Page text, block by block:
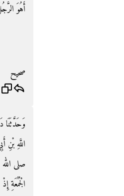
أَهُوَ
صحيح
وَحَدَّثَنَا
اللَّهِ
صلى
الْجُمُعَةِ